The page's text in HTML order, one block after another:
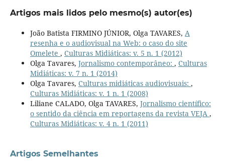
Artigos mais lidos pelo mesmo(s) autor(es)
João Batista FIRMINO JÚNIOR, Olga TAVARES, A
resenha e o audiovisual na Web: o caso do site
Omelete , Culturas Midiáticas: v. 5 n. 1 (2012)
Olga Tavares, Jornalismo contemporâneo: , Culturas
Midiáticas: v. 7 n. 1 (2014)
Olga Tavares, Culturas midiáticas audiovisuais: ,
Culturas Midiáticas: v. 1 n. 1 (2008)
Liliane CALADO, Olga TAVARES, Jornalismo científico:
o sentido da ciência em reportagens da revista VEJA ,
Culturas Midiáticas: v. 4 n. 1 (2011)
Artigos Semelhantes